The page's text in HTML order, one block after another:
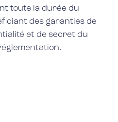
toute la durée du
des garanties de
et de secret du